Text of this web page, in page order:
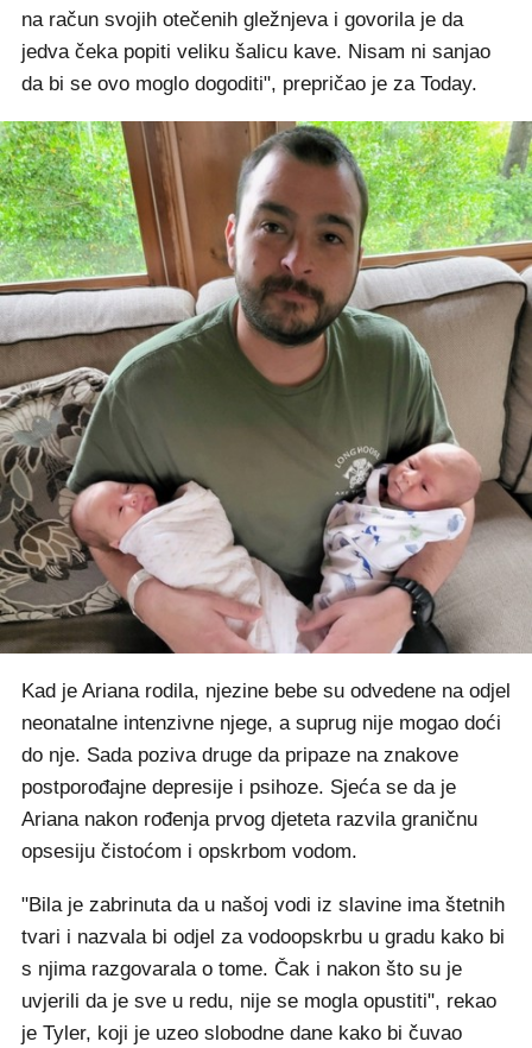
na račun svojih otečenih gležnjeva i govorila je da
jedva čeka popiti veliku šalicu kave. Nisam ni sanjao
da bi se ovo moglo dogoditi", prepričao je za Today.
Kad je Ariana rodila, njezine bebe su odvedene na odjel
neonatalne intenzivne njege, a suprug nije mogao doći
do nje. Sada poziva druge da pripaze na znakove
postporođajne depresije i psihoze. Sjeća se da je
Ariana nakon rođenja prvog djeteta razvila graničnu
opsesiju čistoćom i opskrbom vodom.
"Bila je zabrinuta da u našoj vodi iz slavine ima štetnih
tvari i nazvala bi odjel za vodoopskrbu u gradu kako bi
s njima razgovarala o tome. Čak i nakon što su je
uvjerili da je sve u redu, nije se mogla opustiti", rekao
je Tyler, koji je uzeo slobodne dane kako bi čuvao